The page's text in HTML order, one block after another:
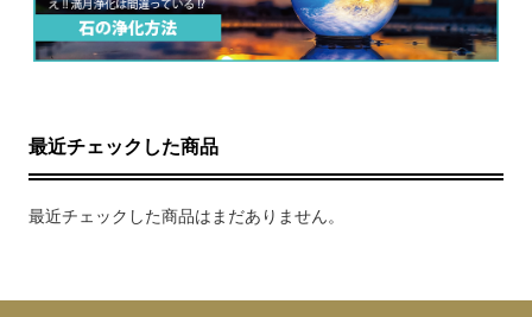
最近チェックした商品
最近チェックした商品はまだありません。